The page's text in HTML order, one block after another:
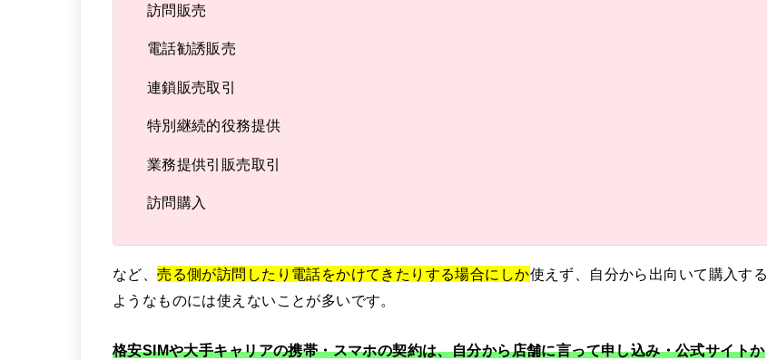
訪問販売
電話勧誘販売
連鎖販売取引
特別継続的役務提供
業務提供引販売取引
訪問購入
など、売る側が訪問したり電話をかけてきたりする場合にしか使えず、自分から出向いて購入する
ようなものには使えないことが多いです。
格安SIMや大手キャリアの携帯・スマホの契約は、自分から店舗に言って申し込み・公式サイトか